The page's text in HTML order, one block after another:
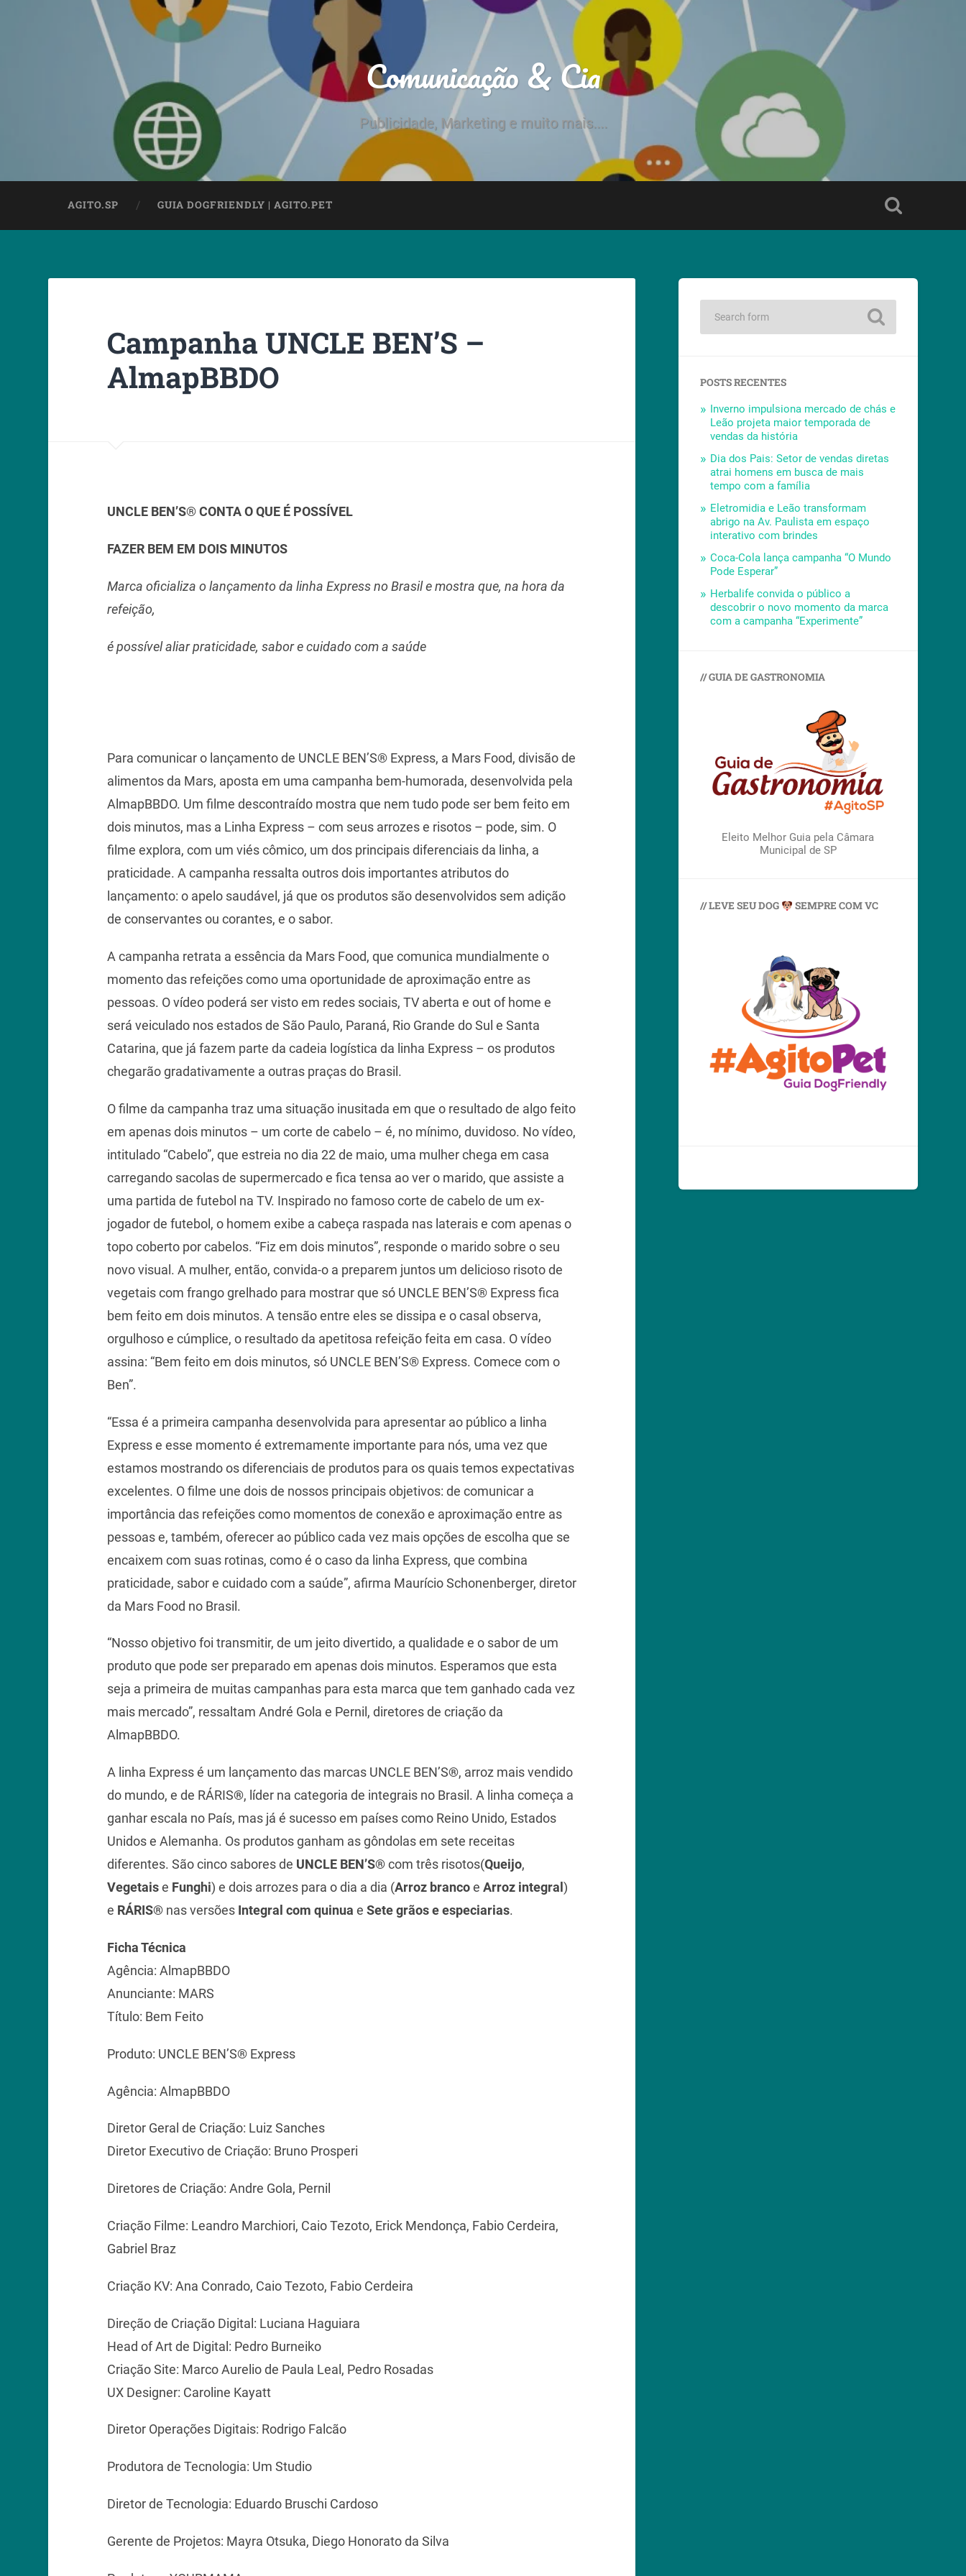
Comunicação & Cia
Publicidade, Marketing e muito mais....
AGITO.SP GUIA DOGFRIENDLY | AGITO.PET
Campanha UNCLE BEN’S –
AlmapBBDO
UNCLE BEN’S®CONTA O QUE É POSSÍVEL
FAZER BEM EM DOIS MINUTOS
Marca oficializa o lançamento da linha Express no Brasil e mostra que, na hora da
refeição,
é possível aliar praticidade, sabor e cuidado com a saúde
Para comunicar o lançamento de UNCLE BEN’S® Express, a Mars Food, divisão de
alimentos da Mars, aposta em uma campanha bem-humorada, desenvolvida pela
AlmapBBDO. Um filme descontraído mostra que nem tudo pode ser bem feito em
dois minutos, mas a Linha Express – com seus arrozes e risotos – pode, sim. O
filme explora, com um viés cômico, um dos principais diferenciais da linha, a
praticidade. A campanha ressalta outros dois importantes atributos do
lançamento: o apelo saudável, já que os produtos são desenvolvidos sem adição
de conservantes ou corantes, e o sabor.
A campanha retrata a essência da Mars Food, que comunica mundialmente o
momento das refeições como uma oportunidade de aproximação entre as
pessoas. O vídeo poderá ser visto em redes sociais, TV aberta e out of home e
será veiculado nos estados de São Paulo, Paraná, Rio Grande do Sul e Santa
Catarina, que já fazem parte da cadeia logística da linha Express – os produtos
chegarão gradativamente a outras praças do Brasil.
O filme da campanha traz uma situação inusitada em que o resultado de algo feito
em apenas dois minutos – um corte de cabelo – é, no mínimo, duvidoso. No vídeo,
intitulado “Cabelo”, que estreia no dia 22 de maio, uma mulher chega em casa
carregando sacolas de supermercado e fica tensa ao ver o marido, que assiste a
uma partida de futebol na TV. Inspirado no famoso corte de cabelo de um ex-
jogador de futebol, o homem exibe a cabeça raspada nas laterais e com apenas o
topo coberto por cabelos. “Fiz em dois minutos”, responde o marido sobre o seu
novo visual. A mulher, então, convida-o a preparem juntos um delicioso risoto de
vegetais com frango grelhado para mostrar que só UNCLE BEN’S® Express fica
bem feito em dois minutos. A tensão entre eles se dissipa e o casal observa,
orgulhoso e cúmplice, o resultado da apetitosa refeição feita em casa. O vídeo
assina: “Bem feito em dois minutos, só UNCLE BEN’S® Express. Comece com o
Ben”.
“Essa é a primeira campanha desenvolvida para apresentar ao público a linha
Express e esse momento é extremamente importante para nós, uma vez que
estamos mostrando os diferenciais de produtos para os quais temos expectativas
excelentes. O filme une dois de nossos principais objetivos: de comunicar a
importância das refeições como momentos de conexão e aproximação entre as
pessoas e, também, oferecer ao público cada vez mais opções de escolha que se
encaixem com suas rotinas, como é o caso da linha Express, que combina
praticidade, sabor e cuidado com a saúde”, afirma Maurício Schonenberger, diretor
da Mars Food no Brasil.
“Nosso objetivo foi transmitir, de um jeito divertido, a qualidade e o sabor de um
produto que pode ser preparado em apenas dois minutos. Esperamos que esta
seja a primeira de muitas campanhas para esta marca que tem ganhado cada vez
mais mercado”, ressaltam André Gola e Pernil, diretores de criação da
AlmapBBDO.
A linha Express é um lançamento das marcas UNCLE BEN’S®, arroz mais vendido
do mundo, e de RÁRIS®, líder na categoria de integrais no Brasil. A linha começa a
ganhar escala no País, mas já é sucesso em países como Reino Unido, Estados
Unidos e Alemanha. Os produtos ganham as gôndolas em sete receitas
diferentes. São cinco sabores de UNCLE BEN’S®com três risotos(Queijo,
Vegetaise Funghi) e dois arrozes para o dia a dia (Arroz brancoe Arroz integral )
e RÁRIS®nas versões Integral com quinua e Sete grãos e especiarias.
Ficha Técnica
Agência: AlmapBBDO
Anunciante: MARS
Título: Bem Feito
Produto: UNCLE BEN’S® Express
Agência: AlmapBBDO
Diretor Geral de Criação: Luiz Sanches
Diretor Executivo de Criação: Bruno Prosperi
Diretores de Criação: Andre Gola, Pernil
Criação Filme: Leandro Marchiori, Caio Tezoto, Erick Mendonça, Fabio Cerdeira,
Gabriel Braz
Criação KV: Ana Conrado, Caio Tezoto, Fabio Cerdeira
Direção de Criação Digital: Luciana Haguiara
Head of Art de Digital: Pedro Burneiko
Criação Site: Marco Aurelio de Paula Leal, Pedro Rosadas
UX Designer: Caroline Kayatt
Diretor Operações Digitais: Rodrigo Falcão
Produtora de Tecnologia: Um Studio
Diretor de Tecnologia: Eduardo Bruschi Cardoso
Gerente de Projetos: Mayra Otsuka, Diego Honorato da Silva
POSTS RECENTES
Inverno impulsiona mercado de chás e
Leão projeta maior temporada de
vendas da história
Dia dos Pais: Setor de vendas diretas
atrai homens em busca de mais
tempo com a família
Eletromidia e Leão transformam
abrigo na Av. Paulista em espaço
interativo com brindes
Coca-Cola lança campanha “O Mundo
Pode Esperar”
Herbalife convida o público a
descobrir o novo momento da marca
com a campanha “Experimente”
// GUIA DE GASTRONOMIA
Eleito Melhor Guia pela Câmara
Municipal de SP
// LEVE SEU DOG SEMPRE COM VC